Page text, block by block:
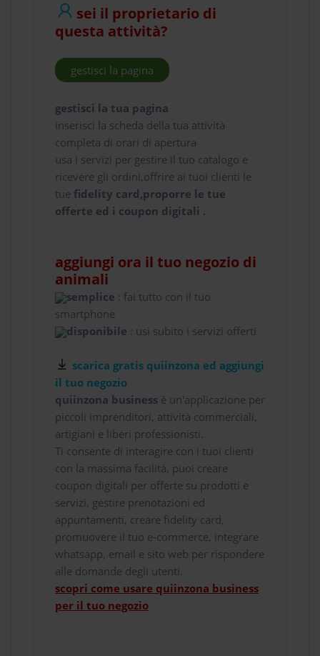
sei il proprietario di
questa attività?
gestisci la pagina
gestisci la tua pagina
inserisci la scheda della tua attività
completa di orari di apertura
usa i servizi per gestire il tuo catalogo e
ricevere gli ordini,offrire ai tuoi clienti le
tue fidelity card,proporre le tue
offerte ed i coupon digitali .
aggiungi ora il tuo negozio di
animali
semplice : fai tutto con il tuo
smartphone
disponibile : usi subito i servizi offerti
scarica gratis quiinzona ed aggiungi
il tuo negozio
quiinzona business è un'applicazione per
piccoli imprenditori, attività commerciali,
artigiani e liberi professionisti.
Ti consente di interagire con i tuoi clienti
con la massima facilità, puoi creare
coupon digitali per offerte su prodotti e
servizi, gestire prenotazioni ed
appuntamenti, creare fidelity card,
promuovere il tuo e-commerce, integrare
whatsapp, email e sito web per rispondere
alle domande degli utenti.
scopri come usare quiinzona business
per il tuo negozio